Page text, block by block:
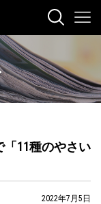
11種のやさい
2022年7月5日